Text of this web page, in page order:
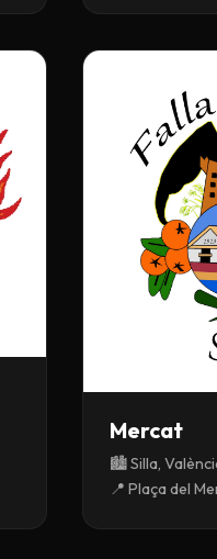
Mercat
🏙️ Silla,
📍 Plaça del